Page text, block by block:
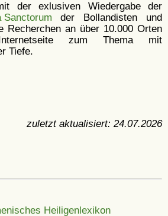
der exlusiven Wiedergabe der
Sanctorum der Bollandisten und
Recherchen an über 10.000 Orten
zum Thema mit
Tiefe.
zuletzt aktualisiert: 24.07.2026
Heiligenlexikon